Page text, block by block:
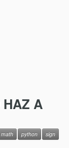
HAZ A
math python sign